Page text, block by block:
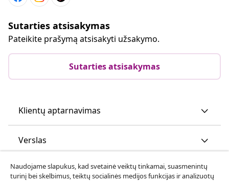
Sutarties atsisakymas
Pateikite prašymą atsisakyti užsakymo.
Sutarties atsisakymas
Klientų aptarnavimas
Verslas
vidaXL
Naudojame slapukus, kad svetainė veiktų tinkamai, suasmenintų
turinį bei skelbimus, teiktų socialinės medijos funkcijas ir analizuotų